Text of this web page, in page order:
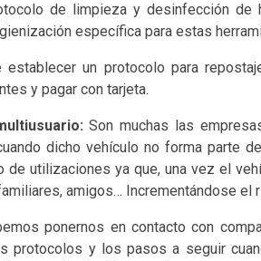
de limpieza y desinfección de
específica para estas
establecer un protocolo para
y pagar con tarjeta.
Son muchas las
dicho vehículo no forma parte
utilizaciones ya que, una vez el
amigos… Incrementándose
ponernos en contacto con
protocolos y los pasos a seguir